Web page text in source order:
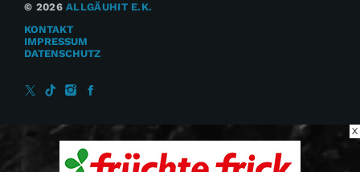
© 2026ALLGÄUHIT E.K.
KONTAKT
IMPRESSUM
DATENSCHUTZ
X